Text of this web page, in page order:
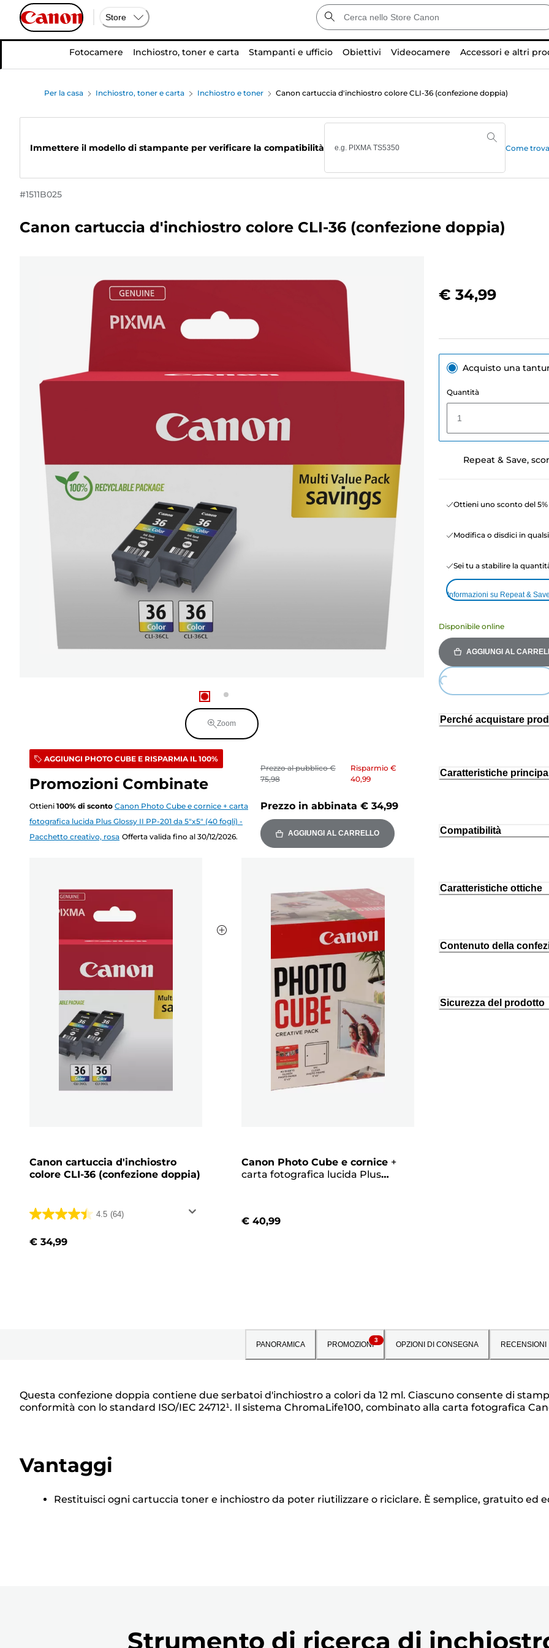
Store
Fotocamere Inchiostro, toner e carta Stampanti e ufficio Obiettivi Videocamere Accessori e altri
Per la casa Inchiostro, toner e carta Inchiostro e toner Canon cartuccia d'inchiostro colore CLI-36 (confezione doppia)
Immettere il modello di stampante per verificare la compatibilità Come
#1511B025
Canon cartuccia d'inchiostro colore CLI-36 (confezione doppia)
Zoom
AGGIUNGI PHOTO CUBE E RISPARMIA IL 100%
Promozioni Combinate
Ottieni 100% di sconto Canon Photo Cube e cornice + carta
fotografica lucida Plus Glossy II PP-201 da 5"x5" (40 fogli) -
Pacchetto creativo, rosa Offerta valida fino al 30/12/2026.
Prezzo al pubblico€
75,98
Risparmio€
40,99
Prezzo in abbinata € 34,99
AGGIUNGI AL CARRELLO
Canon cartuccia d'inchiostro
colore CLI-36 (confezione doppia)
4.5 (64)
4.5
su
€ 34,99
Canon Photo Cube e cornice +
carta fotografica lucida Plus
€ 40,99
€ 34,99
Acquisto una
Quantità
1
Repeat & Save,
Ottieni uno sconto del
Modifica o disdici in
Sei tu a stabilire la
Informazioni su Repeat &
Disponibile online
AGGIUNGI AL
Loading...
Perché acquistare
Caratteristiche
Compatibilità
Caratteristiche ottiche
Contenuto della
Sicurezza del prodotto
PANORAMICA PROMOZIONI
3
OPZIONI DI CONSEGNA RECENSIONI
Questa confezione doppia contiene due serbatoi d'inchiostro a colori da 12 ml. Ciascuno consente di
conformità con lo standard ISO/IEC 24712¹. Il sistema ChromaLife100, combinato alla carta fotografica
Vantaggi
Restituisci ogni cartuccia toner e inchiostro da poter riutilizzare o riciclare. È semplice, gratuito ed
Strumento di ricerca di